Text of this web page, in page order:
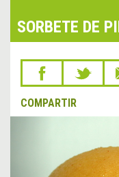
SORBETE DE
COMPARTIR